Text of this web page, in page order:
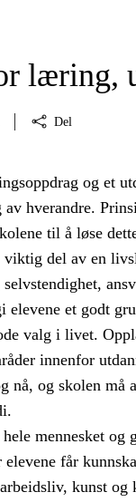
læring,
Del
og et
av hverandre.
til å løse
del av en
et godt
valg i livet.
innenfor
nå, og skolen må
mennesket
elevene får
kunst